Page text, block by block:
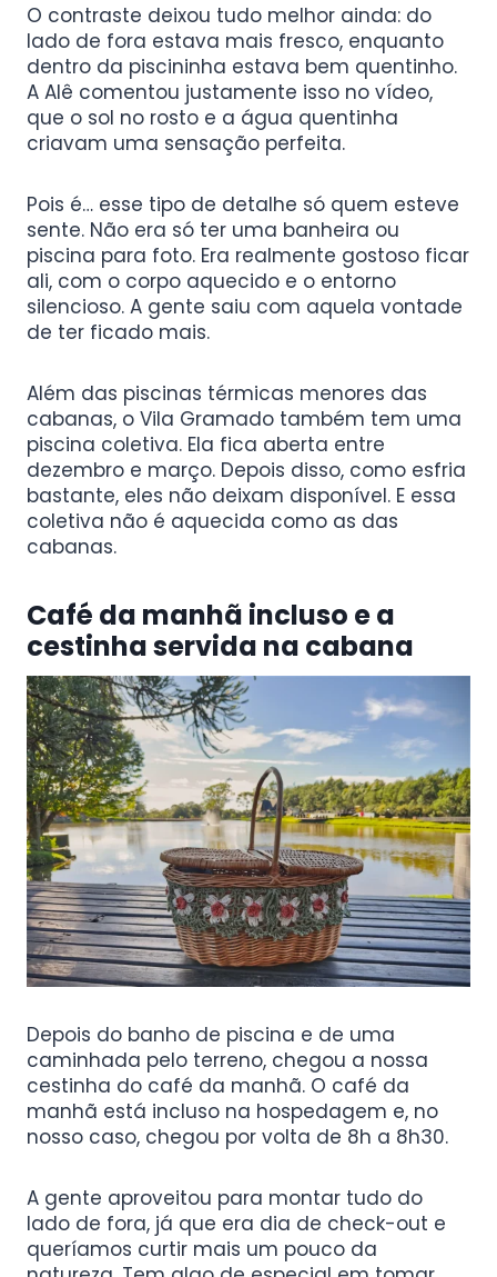
O contraste deixou tudo melhor ainda: do
lado de fora estava mais fresco, enquanto
dentro da piscininha estava bem quentinho.
A Alê comentou justamente isso no vídeo,
que o sol no rosto e a água quentinha
criavam uma sensação perfeita.
Pois é… esse tipo de detalhe só quem esteve
sente. Não era só ter uma banheira ou
piscina para foto. Era realmente gostoso ficar
ali, com o corpo aquecido e o entorno
silencioso. A gente saiu com aquela vontade
de ter ficado mais.
Além das piscinas térmicas menores das
cabanas, o Vila Gramado também tem uma
piscina coletiva. Ela fica aberta entre
dezembro e março. Depois disso, como esfria
bastante, eles não deixam disponível. E essa
coletiva não é aquecida como as das
cabanas.
Café da manhã incluso e a
cestinha servida na cabana
Depois do banho de piscina e de uma
caminhada pelo terreno, chegou a nossa
cestinha do café da manhã. O café da
manhã está incluso na hospedagem e, no
nosso caso, chegou por volta de 8h a 8h30.
A gente aproveitou para montar tudo do
lado de fora, já que era dia de check-out e
queríamos curtir mais um pouco da